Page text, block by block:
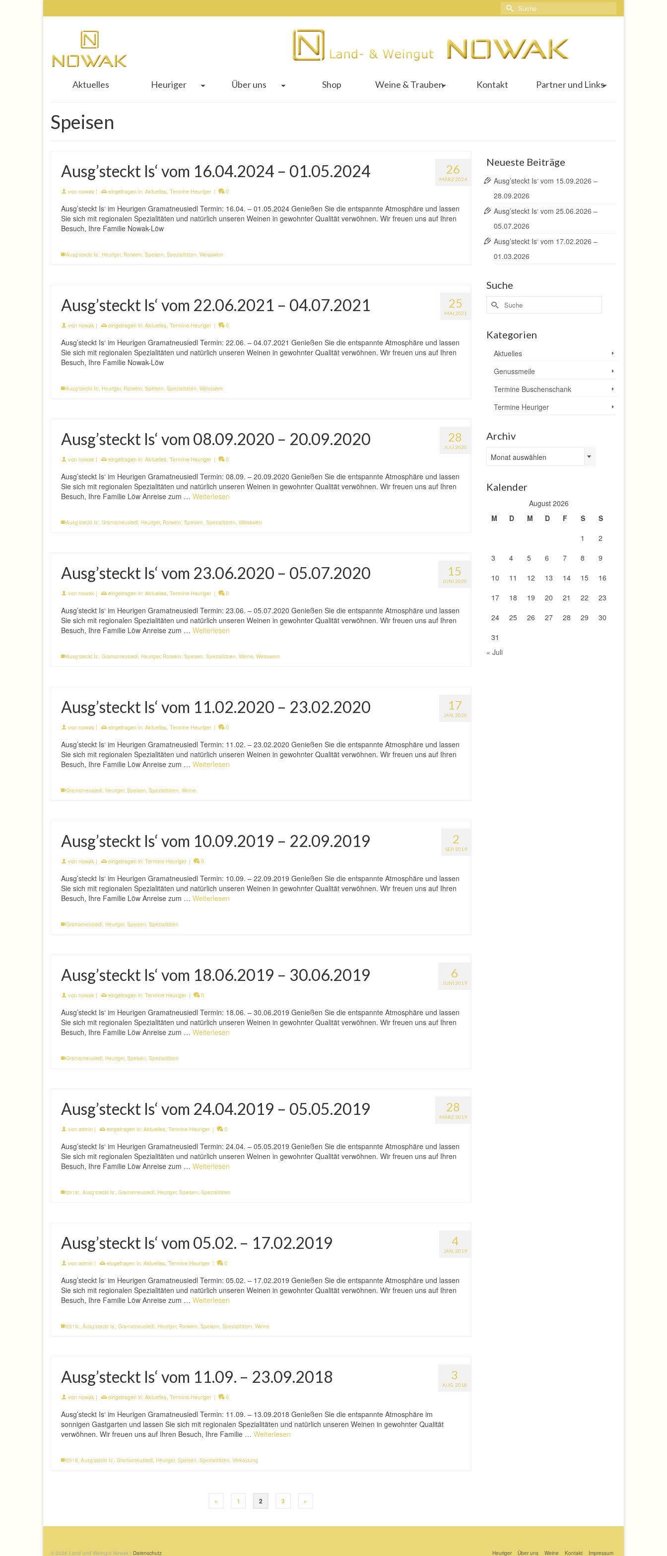
Suche
nach:
Aktuelles Heuriger Über uns Shop Weine & Trauben Kontakt Partner und Links
Speisen
26
MÄRZ 2024
Ausg’steckt Is‘ vom 16.04.2024 – 01.05.2024
vonnowak | eingetragen in: Aktuelles Termine Heuriger | 0
Ausg’steckt Is‘ im Heurigen Gramatneusiedl Termin: 16.04. – 01.05.2024 Genießen Sie die entspannte Atmosphäre und lassen
Sie sich mit regionalen Spezialitäten und natürlich unseren Weinen in gewohnter Qualität verwöhnen. Wir freuen uns auf Ihren
Besuch, Ihre Familie Nowak-Löw
Ausg'steckt Is', Heuriger, Rotwein, Speisen, Spezialitäten, Weisswein
25
MAI 2021
Ausg’steckt Is‘ vom 22.06.2021 – 04.07.2021
vonnowak | eingetragen in: Aktuelles Termine Heuriger | 0
Ausg’steckt Is‘ im Heurigen Gramatneusiedl Termin: 22.06. – 04.07.2021 Genießen Sie die entspannte Atmosphäre und lassen
Sie sich mit regionalen Spezialitäten und natürlich unseren Weinen in gewohnter Qualität verwöhnen. Wir freuen uns auf Ihren
Besuch, Ihre Familie Nowak-Löw
Ausg'steckt Is', Heuriger, Rotwein, Speisen, Spezialitäten, Weisswein
28
JULI 2020
Ausg’steckt Is‘ vom 08.09.2020 – 20.09.2020
vonnowak | eingetragen in: Aktuelles Termine Heuriger | 0
Ausg’steckt Is‘ im Heurigen Gramatneusiedl Termin: 08.09. – 20.09.2020 Genießen Sie die entspannte Atmosphäre und lassen
Sie sich mit regionalen Spezialitäten und natürlich unseren Weinen in gewohnter Qualität verwöhnen. Wir freuen uns auf Ihren
Besuch, Ihre Familie Löw Anreise zum … Weiterlesen
Ausg'steckt Is', Gramatneusiedl, Heuriger, Rotwein, Speisen, Spezialitäten, Weisswein
15
JUNI 2020
Ausg’steckt Is‘ vom 23.06.2020 – 05.07.2020
vonnowak | eingetragen in: Aktuelles Termine Heuriger | 0
Ausg’steckt Is‘ im Heurigen Gramatneusiedl Termin: 23.06. – 05.07.2020 Genießen Sie die entspannte Atmosphäre und lassen
Sie sich mit regionalen Spezialitäten und natürlich unseren Weinen in gewohnter Qualität verwöhnen. Wir freuen uns auf Ihren
Besuch, Ihre Familie Löw Anreise zum … Weiterlesen
Ausg'steckt Is', Gramatneusiedl, Heuriger, Rotwein, Speisen, Spezialitäten, Weine, Weisswein
17
JAN. 2020
Ausg’steckt Is‘ vom 11.02.2020 – 23.02.2020
vonnowak | eingetragen in: Aktuelles Termine Heuriger | 0
Ausg’steckt Is‘ im Heurigen Gramatneusiedl Termin: 11.02. – 23.02.2020 Genießen Sie die entspannte Atmosphäre und lassen
Sie sich mit regionalen Spezialitäten und natürlich unseren Weinen in gewohnter Qualität verwöhnen. Wir freuen uns auf Ihren
Besuch, Ihre Familie Löw Anreise zum … Weiterlesen
Gramatneusiedl, Heuriger, Speisen, Spezialitäten, Weine
2
SEP. 2019
Ausg’steckt Is‘ vom 10.09.2019 – 22.09.2019
vonnowak | eingetragen in: Termine Heuriger | 0
Ausg’steckt Is‘ im Heurigen Gramatneusiedl Termin: 10.09. – 22.09.2019 Genießen Sie die entspannte Atmosphäre und lassen
Sie sich mit regionalen Spezialitäten und natürlich unseren Weinen in gewohnter Qualität verwöhnen. Wir freuen uns auf Ihren
Besuch, Ihre Familie Löw Anreise zum … Weiterlesen
Gramatneusiedl, Heuriger, Speisen, Spezialitäten
6
JUNI 2019
Ausg’steckt Is‘ vom 18.06.2019 – 30.06.2019
vonnowak | eingetragen in: Termine Heuriger | 0
Ausg’steckt Is‘ im Heurigen Gramatneusiedl Termin: 18.06. – 30.06.2019 Genießen Sie die entspannte Atmosphäre und lassen
Sie sich mit regionalen Spezialitäten und natürlich unseren Weinen in gewohnter Qualität verwöhnen. Wir freuen uns auf Ihren
Besuch, Ihre Familie Löw Anreise zum … Weiterlesen
Gramatneusiedl, Heuriger, Speisen, Spezialitäten
28
MÄRZ 2019
Ausg’steckt Is‘ vom 24.04.2019 – 05.05.2019
vonadmin | eingetragen in: Aktuelles Termine Heuriger | 0
Ausg’steckt Is‘ im Heurigen Gramatneusiedl Termin: 24.04. – 05.05.2019 Genießen Sie die entspannte Atmosphäre und lassen
Sie sich mit regionalen Spezialitäten und natürlich unseren Weinen in gewohnter Qualität verwöhnen. Wir freuen uns auf Ihren
Besuch, Ihre Familie Löw Anreise zum … Weiterlesen
2019;, Ausg'steckt Is', Gramatneusiedl, Heuriger, Speisen, Spezialitäten
4
JAN. 2019
Ausg’steckt Is‘ vom 05.02. – 17.02.2019
vonadmin | eingetragen in: Aktuelles Termine Heuriger | 0
Ausg’steckt Is‘ im Heurigen Gramatneusiedl Termin: 05.02. – 17.02.2019 Genießen Sie die entspannte Atmosphäre und lassen
Sie sich mit regionalen Spezialitäten und natürlich unseren Weinen in gewohnter Qualität verwöhnen. Wir freuen uns auf Ihren
Besuch, Ihre Familie Löw Anreise zum … Weiterlesen
2019;, Ausg'steckt Is', Gramatneusiedl, Heuriger, Rotwein, Speisen, Spezialitäten, Weine
3
AUG. 2018
Ausg’steckt Is‘ vom 11.09. – 23.09.2018
vonnowak | eingetragen in: Aktuelles Termine Heuriger | 0
Ausg’steckt Is‘ im Heurigen Gramatneusiedl Termin: 11.09. – 13.09.2018 Genießen Sie die entspannte Atmosphäre im
sonnigen Gastgarten und lassen Sie sich mit regionalen Spezialitäten und natürlich unseren Weinen in gewohnter Qualität
verwöhnen. Wir freuen uns auf Ihren Besuch, Ihre Familie … Weiterlesen
2018, Ausg'steckt Is', Gramatneusiedl, Heuriger, Speisen, Spezialitäten, Verkostung
« 1 2 3 »
Neueste Beiträge
Ausg’steckt Is‘ vom 15.09.2026 –
28.09.2026
Ausg’steckt Is‘ vom 25.06.2026 –
05.07.2026
Ausg’steckt Is‘ vom 17.02.2026 –
01.03.2026
Suche
Suche
nach:
Kategorien
Aktuelles
Genussmeile
Termine Buschenschank
Termine Heuriger
Archiv
Monat auswählen
Kalender
August 2026
M
D M D F S
S
1
2
3
4 5 6 7 8
9
10
11 12 13 14 15
16
17
18 19 20 21 22
23
24
25 26 27 28 29
30
31
« Juli
Heuriger Über uns Weine Kontakt Impressum
© 2026 Land und Weingut Nowak | Datenschutz